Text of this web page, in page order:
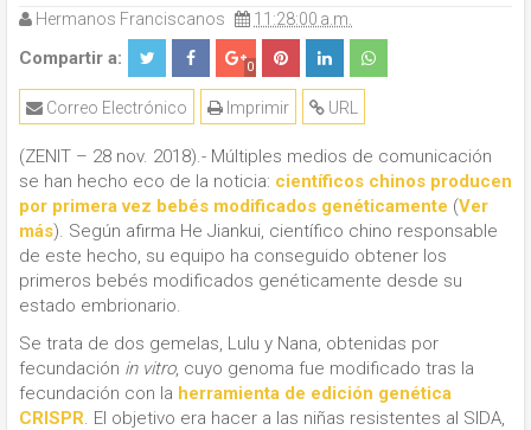
Hermanos Franciscanos 11:28:00 a.m.
Compartir a: 0
URL
Imprimir
Correo Electrónico
(ZENIT – 28 nov. 2018).- Múltiples medios de comunicación
se han hecho eco de la noticia: científicos chinos producen
por primera vez bebés modificados genéticamente (Ver
más). Según afirma He Jiankui, científico chino responsable
de este hecho, su equipo ha conseguido obtener los
primeros bebés modificados genéticamente desde su
estado embrionario.
Se trata de dos gemelas, Lulu y Nana, obtenidas por
fecundación in vitro, cuyo genoma fue modificado tras la
fecundación con la herramienta de edición genética
CRISPR . El objetivo era hacer a las niñas resistentes al SIDA,